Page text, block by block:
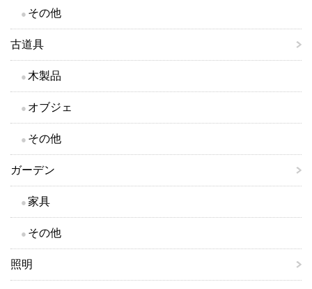
その他
古道具
木製品
オブジェ
その他
ガーデン
家具
その他
照明